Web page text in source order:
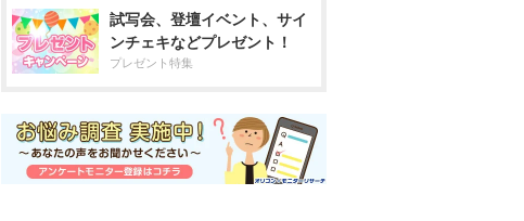
試写会、登壇イベント、サイ
ンチェキなどプレゼント！
プレゼント特集